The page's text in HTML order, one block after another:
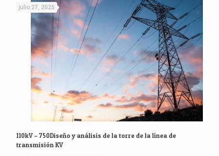
julio 27, 2025
110kV – 750Diseño y análisis de la torre de la línea de
transmisión KV